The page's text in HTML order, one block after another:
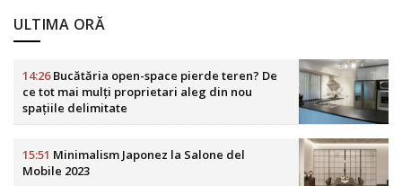
ULTIMA ORĂ
14:26Bucătăria open-space pierde teren? De
ce tot mai mulți proprietari aleg din nou
spațiile delimitate
15:51 Minimalism Japonez la Salone del
Mobile 2023